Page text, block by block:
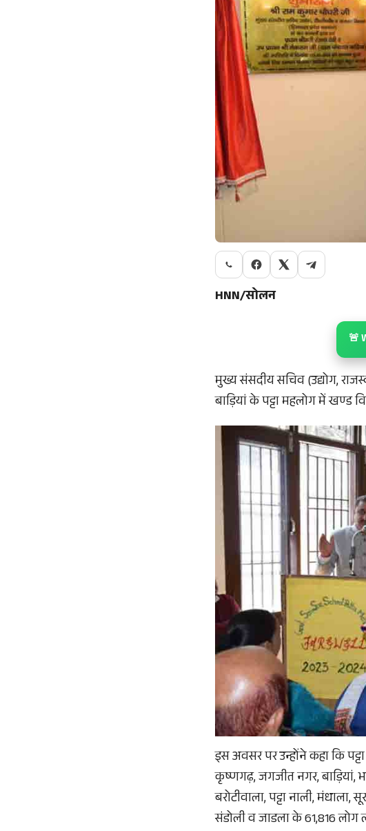
HNN/सोलन
🚨
मुख्य संसदीय सचिव (उद्योग,
बाड़ियां के पट्टा महलोग में खण्ड
इस अवसर पर उन्होंने कहा कि
कृष्णगढ़, जगजीत नगर, बाड़ियां,
बरोटीवाला, पट्टा नाली,
संडोली व जाडला के 61,816 लोग